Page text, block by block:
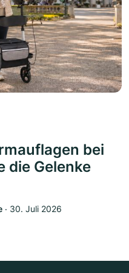
bei
die Gelenke
‧ 30. Juli 2026